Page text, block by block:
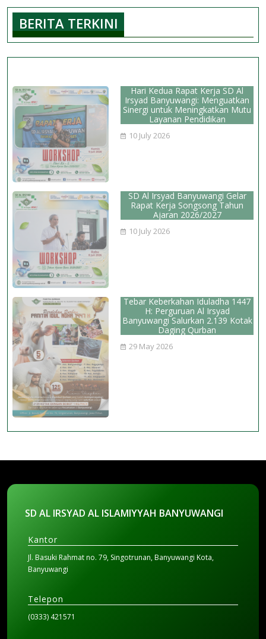
di
Cup
3
BERITA TERKINI
Hari Kedua Rapat Kerja SD Al
Irsyad Banyuwangi: Menguatkan
Sinergi untuk Meningkatkan Mutu
Layanan Pendidikan
10 July 2026
SD Al Irsyad Banyuwangi Gelar
Rapat Kerja Songsong Tahun
Ajaran 2026/2027
10 July 2026
Tebar Keberkahan Iduladha 1447
H: Perguruan Al Irsyad
Banyuwangi Salurkan 2.139 Kotak
Daging Qurban
29 May 2026
SD AL IRSYAD AL ISLAMIYYAH BANYUWANGI
Kantor
Jl. Basuki Rahmat no. 79, Singotrunan, Banyuwangi Kota,
Banyuwangi
Telepon
(0333) 421571